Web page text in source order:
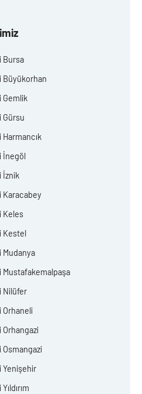
Bursa
Büyükorhan
Gemlik
Gürsu
İnegöl
İznik
Karacabey
Keles
Kestel
Mudanya
Mustafakemalpaşa
Nilüfer
Orhaneli
Orhangazi
Osmangazi
Yenişehir